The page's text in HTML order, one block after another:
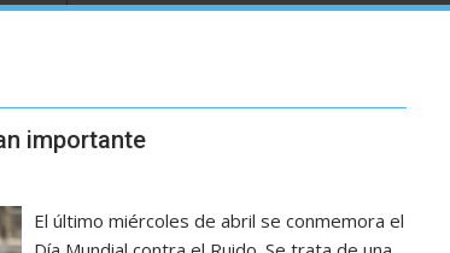
importante
El último miércoles de abril se conmemora el